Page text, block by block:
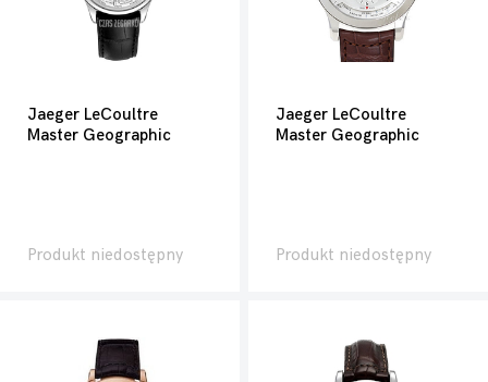
Jaeger LeCoultre
Master Geographic
Produkt niedostępny
Jaeger LeCoultre
Master Geographic
Produkt niedostępny